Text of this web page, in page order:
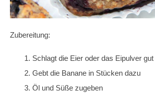
Zubereitung:
Schlagt die Eier oder das Eipulver gut
Gebt die Banane in Stücken dazu
Öl und Süße zugeben